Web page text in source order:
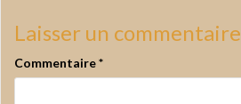
Laisser un commentaire
Commentaire*